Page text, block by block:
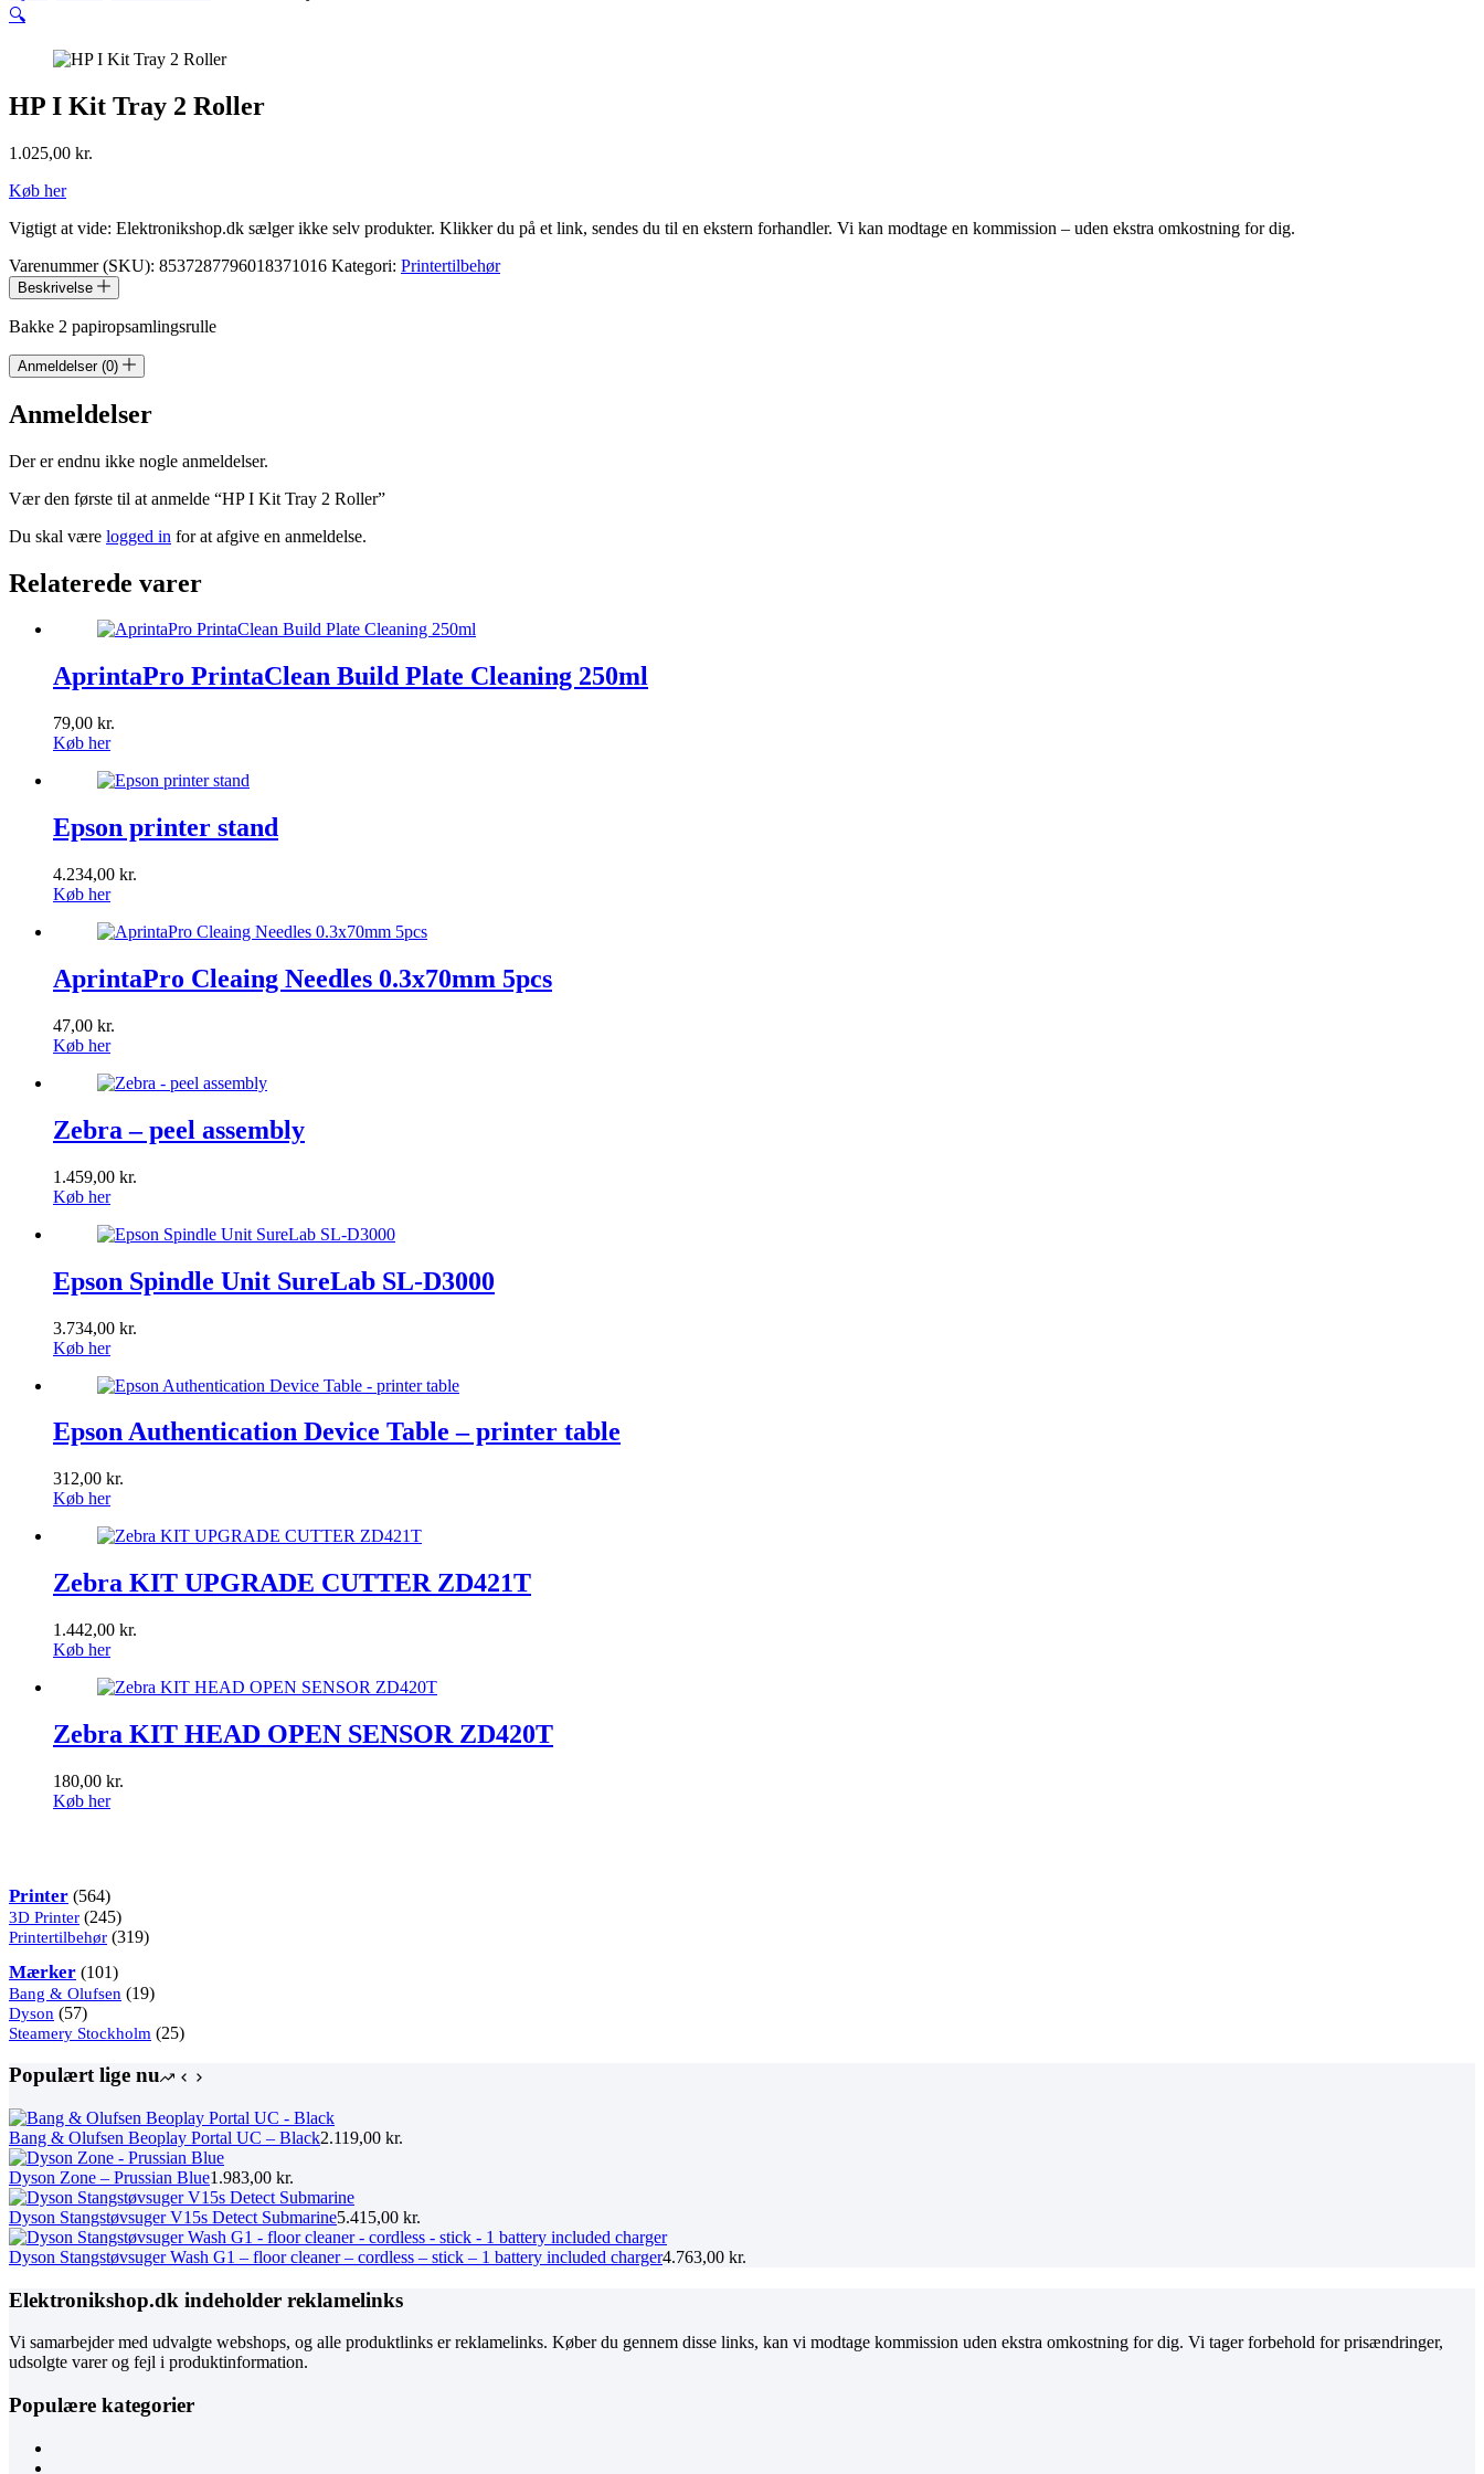
🔍
HP I Kit Tray 2 Roller
1.025,00 kr.
Køb her
Vigtigt at vide: Elektronikshop.dk sælger ikke selv produkter. Klikker du på et link, sendes du til en ekstern forhandler. Vi kan modtage en kommission – uden ekstra omkostning for dig.
Varenummer (SKU): 8537287796018371016 Kategori: Printertilbehør
Beskrivelse
Bakke 2 papiropsamlingsrulle
Anmeldelser (0)
Anmeldelser
Der er endnu ikke nogle anmeldelser.
Vær den første til at anmelde “HP I Kit Tray 2 Roller”
Du skal være logged in for at afgive en anmeldelse.
Relaterede varer
AprintaPro PrintaClean Build Plate Cleaning 250ml
79,00 kr.
Køb her
Epson printer stand
4.234,00 kr.
Køb her
AprintaPro Cleaing Needles 0.3x70mm 5pcs
47,00 kr.
Køb her
Zebra – peel assembly
1.459,00 kr.
Køb her
Epson Spindle Unit SureLab SL-D3000
3.734,00 kr.
Køb her
Epson Authentication Device Table – printer table
312,00 kr.
Køb her
Zebra KIT UPGRADE CUTTER ZD421T
1.442,00 kr.
Køb her
Zebra KIT HEAD OPEN SENSOR ZD420T
180,00 kr.
Køb her
Printer 564564
varer
3D Printer 245245
varer
Printertilbehør 319319
Mærker 101101
varer
Bang & Olufsen 1919
Dyson 5757
varer
Steamery Stockholm 2525
Populært lige nu
Bang & Olufsen Beoplay Portal UC – Black2.119,00 kr.
Dyson Zone – Prussian Blue1.983,00 kr.
Dyson Stangstøvsuger V15s Detect Submarine5.415,00 kr.
Dyson Stangstøvsuger Wash G1 – floor cleaner – cordless – stick – 1 battery included charger4.763,00 kr.
Elektronikshop.dk indeholder reklamelinks
Vi samarbejder med udvalgte webshops, og alle produktlinks er reklamelinks. Køber du gennem disse links, kan vi modtage kommission uden ekstra omkostning for dig. Vi tager forbehold for prisændringer,
udsolgte varer og fejl i produktinformation.
Populære kategorier